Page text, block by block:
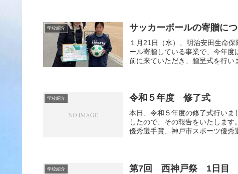
学校紹介 サッカーボールの寄贈に
１月21日（水）、明治安田生命
ール寄贈している事業で、今年度
前に来ていただき、贈呈式を行い
学校紹介 令和５年度 修了式
本日、令和５年度の修了式行いま
したので、その報告をいたしま
優秀選手賞、神戸市スポーツ優
学校紹介 第7回 西神戸祭 1日目